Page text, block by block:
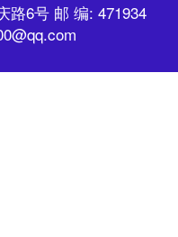
路6号 邮 编: 471934